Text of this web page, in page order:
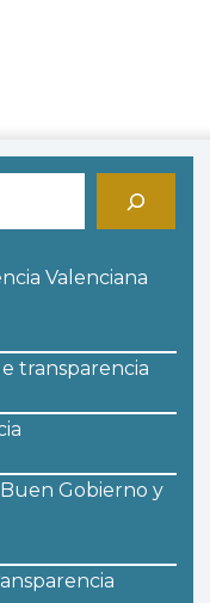
Valenciana
transparencia
Gobierno y